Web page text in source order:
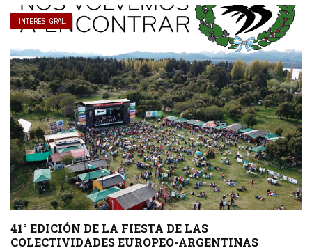
INTERES. GRAL.
41° EDICIÓN DE LA FIESTA DE LAS
COLECTIVIDADES EUROPEO-ARGENTINAS